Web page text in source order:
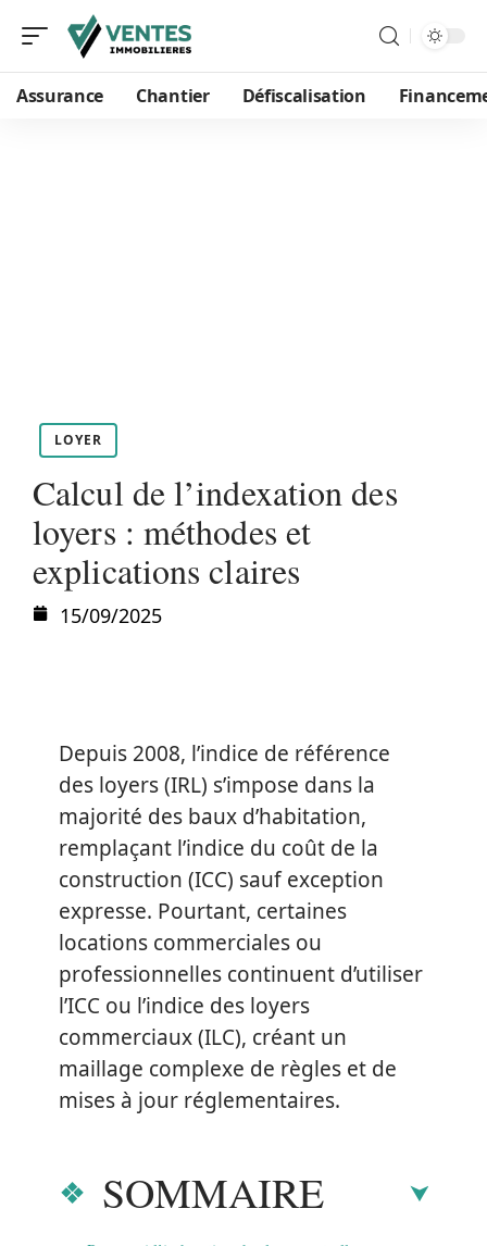
Assurance Chantier Défiscalisation
LOYER
Calcul de l’indexation des
loyers : méthodes et
explications claires
15/09/2025
Depuis 2008, l’indice de référence
des loyers (IRL) s’impose dans la
majorité des baux d’habitation,
remplaçant l’indice du coût de la
construction (ICC) sauf exception
expresse. Pourtant, certaines
locations commerciales ou
professionnelles continuent d’utiliser
l’ICC ou l’indice des loyers
commerciaux (ILC), créant un
maillage complexe de règles et de
mises à jour réglementaires.
SOMMAIRE